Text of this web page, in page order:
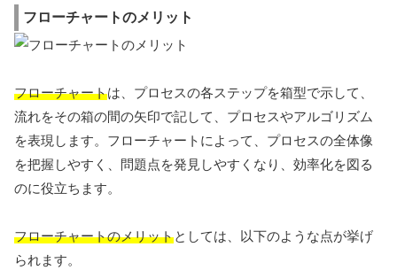
フローチャートのメリット
フローチャートは、プロセスの各ステップを箱型で示して、
流れをその箱の間の矢印で記して、プロセスやアルゴリズム
を表現します。フローチャートによって、プロセスの全体像
を把握しやすく、問題点を発見しやすくなり、効率化を図る
のに役立ちます。
フローチャートのメリットとしては、以下のような点が挙げ
られます。